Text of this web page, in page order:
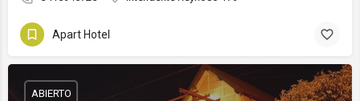
Apart Hotel
ABIERTO